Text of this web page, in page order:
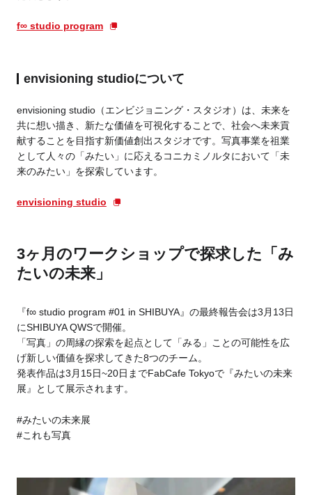
f∞ studio program
envisioning studioについて
envisioning studio（エンビジョニング・スタジオ）は、未来を
共に想い描き、新たな価値を可視化することで、社会へ未来貢
献することを目指す新価値創出スタジオです。写真事業を祖業
として人々の「みたい」に応えるコニカミノルタにおいて「未
来のみたい」を探索しています。
envisioning studio
3ヶ月のワークショップで探求した「み
たいの未来」
『f∞ studio program #01 in SHIBUYA』の最終報告会は3月13日
にSHIBUYA QWSで開催。
「写真」の周縁の探索を起点として「みる」ことの可能性を広
げ新しい価値を探求してきた8つのチーム。
発表作品は3月15日~20日までFabCafe Tokyoで『みたいの未来
展』として展示されます。
#みたいの未来展
#これも写真